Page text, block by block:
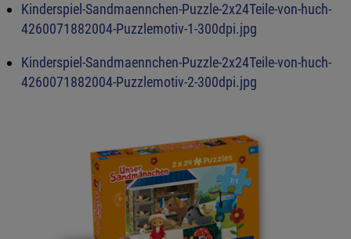
Kinderspiel-Sandmaennchen-Puzzle-2x24Teile-von-huch-
4260071882004-Puzzlemotiv-1-300dpi.jpg
Kinderspiel-Sandmaennchen-Puzzle-2x24Teile-von-huch-
4260071882004-Puzzlemotiv-2-300dpi.jpg